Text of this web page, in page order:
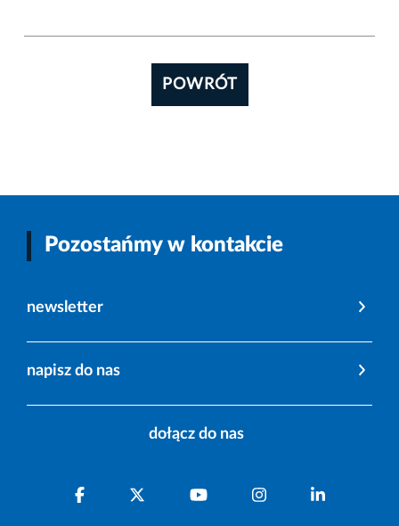
POWRÓT
Pozostańmy w kontakcie
newsletter
napisz do nas
dołącz do nas